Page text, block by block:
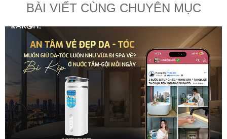
BÀI VIẾT CÙNG CHUYÊN MỤC